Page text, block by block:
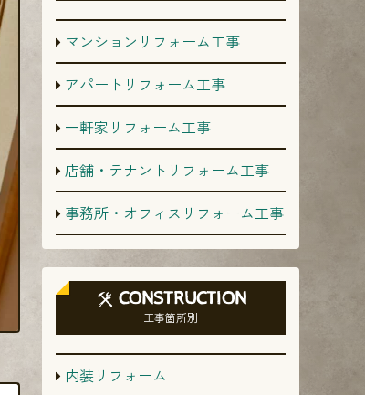
マンションリフォーム工事
アパートリフォーム工事
一軒家リフォーム工事
店舗・テナントリフォーム工事
事務所・オフィスリフォーム工事
CONSTRUCTION
工事箇所別
内装リフォーム